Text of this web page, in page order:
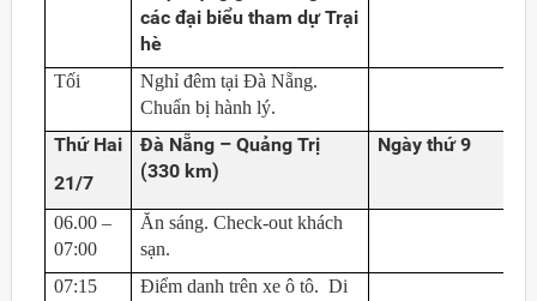
các đại biểu tham dự Trại
hè
Tối
Nghỉ đêm tại Đà Nẵng.
Chuẩn bị hành lý.
Thứ Hai
21/7
Đà Nẵng – Quảng Trị
(330 km)
Ngày thứ 9
06.00 –
07:00
Ăn sáng. Check-out khách
sạn.
07:15
Điểm danh trên xe ô tô. Di